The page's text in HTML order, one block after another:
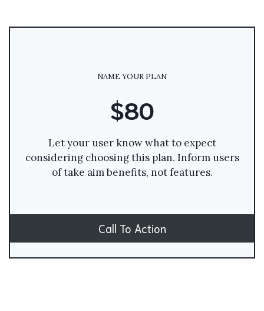
NAME YOUR PLAN
$80
Let your user know what to expect
considering choosing this plan. Inform users
of take aim benefits, not features.
Call To Action